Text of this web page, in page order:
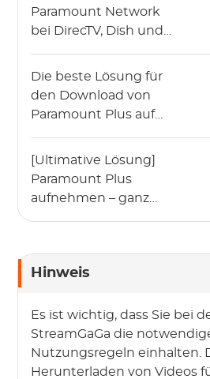
Paramount Network
bei DirecTV, Dish und
Die beste Lösung für
den Download von
Paramount Plus auf
[Ultimative Lösung]
Paramount Plus
aufnehmen – ganz
Hinweis
Es ist wichtig, dass Sie bei
StreamGaGa die
Nutzungsregeln einhalten.
Herunterladen von Videos